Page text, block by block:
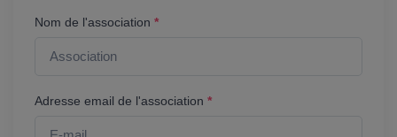
Nom de l'association *
Adresse email de l'association *